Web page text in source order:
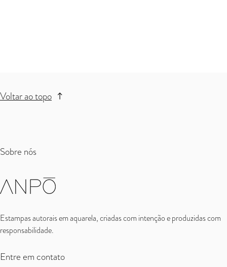
Voltar ao topo
Sobre nós
Estampas autorais em aquarela, criadas com intenção e produzidas com
responsabilidade.
Entre em contato